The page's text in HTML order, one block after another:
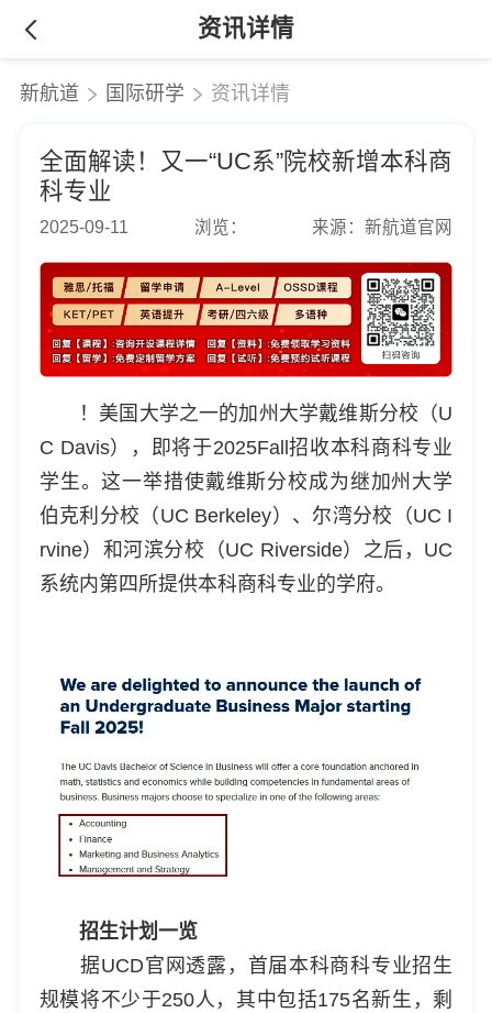
资讯详情
新航道 国际研学 资讯详情
全面解读！又一“UC系”院校新增本科商
科专业
2025-09-11 浏览： 来源：新航道官网
！美国大学之一的加州大学戴维斯分校（U
C Davis），即将于2025Fall招收本科商科专业
学生。这一举措使戴维斯分校成为继加州大学
伯克利分校（UC Berkeley）、尔湾分校（UC I
rvine）和河滨分校（UC Riverside）之后，UC
系统内第四所提供本科商科专业的学府。
招生计划一览
据UCD官网透露，首届本科商科专业招生
规模将不少于250人，其中包括175名新生，剩